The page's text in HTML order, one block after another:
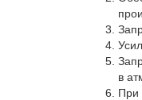
Личный
Корзина
в
При